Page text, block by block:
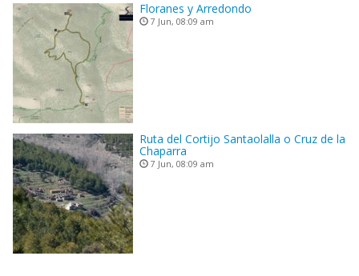
Floranes y Arredondo
7 Jun, 08:09 am
Ruta del Cortijo Santaolalla o Cruz de la
Chaparra
7 Jun, 08:09 am